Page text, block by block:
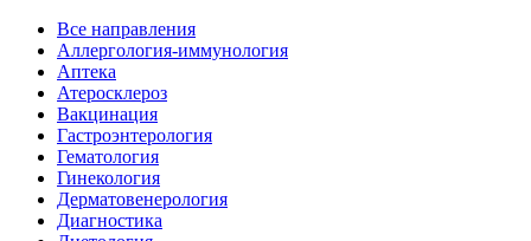
Все направления
Аллергология-иммунология
Аптека
Атеросклероз
Вакцинация
Гастроэнтерология
Гематология
Гинекология
Дерматовенерология
Диагностика